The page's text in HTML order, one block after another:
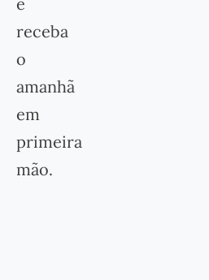
receba
o
amanhã
em
primeira
mão.